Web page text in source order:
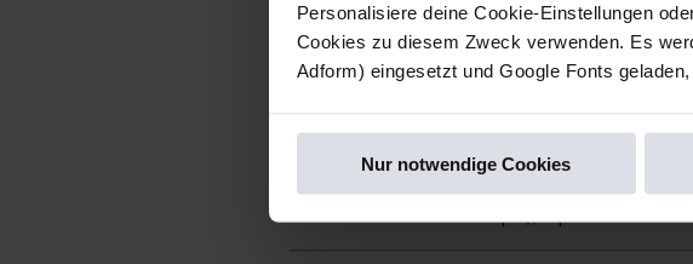
Personalisiere deine Cookie-Einstellungen
Cookies zu diesem Zweck verwenden. Es
Adform) eingesetzt und Google Fonts
Nur notwendige Cookies
06.11.2023 CET/CEST Veröffentlichung
Service der EQS Group AG.